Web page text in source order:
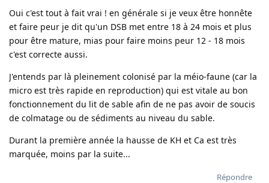
Oui c'est tout à fait vrai ! en générale si je veux être honnête
et faire peur je dit qu'un DSB met entre 18 à 24 mois et plus
pour être mature, mias pour faire moins peur 12 - 18 mois
c'est correcte aussi.
J'entends par là pleinement colonisé par la méio-faune (car la
micro est très rapide en reproduction) qui est vitale au bon
fonctionnement du lit de sable afin de ne pas avoir de soucis
de colmatage ou de sédiments au niveau du sable.
Durant la première année la hausse de KH et Ca est très
marquée, moins par la suite...
Répondre